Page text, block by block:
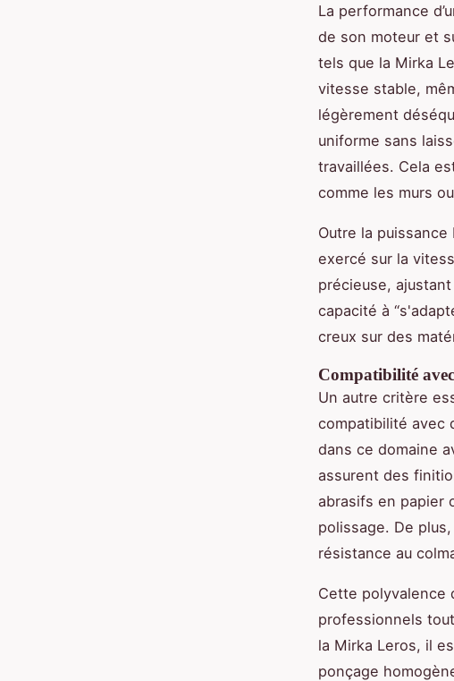
La performance
de son moteur et
tels que la Mirka
vitesse stable,
légèrement
uniforme sans
travaillées. Cela
comme les murs
Outre la
exercé sur la
précieuse,
capacité à
creux sur des
Compatibilité
Un autre critère
compatibilité avec
dans ce domaine
assurent des
abrasifs en papier
polissage. De
résistance au
Cette polyvalence
professionnels
la Mirka Leros, il
ponçage